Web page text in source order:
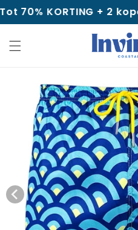
naar
de
KORTING + 2 kopen, 1